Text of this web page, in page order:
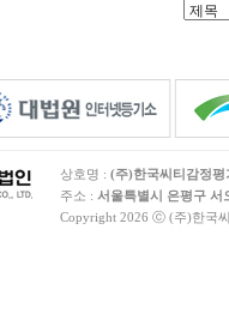
상호명 : (주)한국씨티감정평
주소 : 서울특별시 은평구 서
Copyright 2026 ⓒ (주)한국